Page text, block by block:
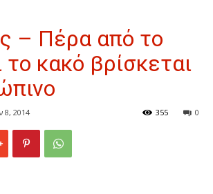
– Πέρα από το
το κακό βρίσκεται
8, 2014 0
355